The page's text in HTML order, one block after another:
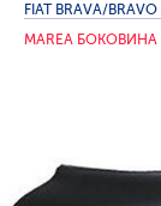
FIAT BRAVA/
MAREA